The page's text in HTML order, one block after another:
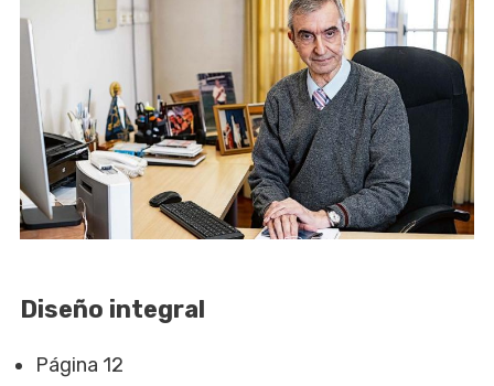
Diseño integral
Página 12